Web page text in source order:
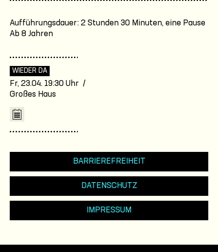
Aufführungsdauer: 2 Stunden 30 Minuten, eine Pause
Ab 8 Jahren
WIEDER DA
Fr, 23.04. 19:30 Uhr /
Großes Haus
BARRIEREFREIHEIT
DATENSCHUTZ
IMPRESSUM